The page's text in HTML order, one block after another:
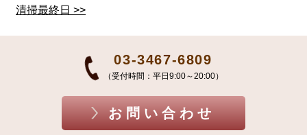
清掃最終日 >>
03-3467-6809
（受付時間：平日9:00～20:00）
お問い合わせ